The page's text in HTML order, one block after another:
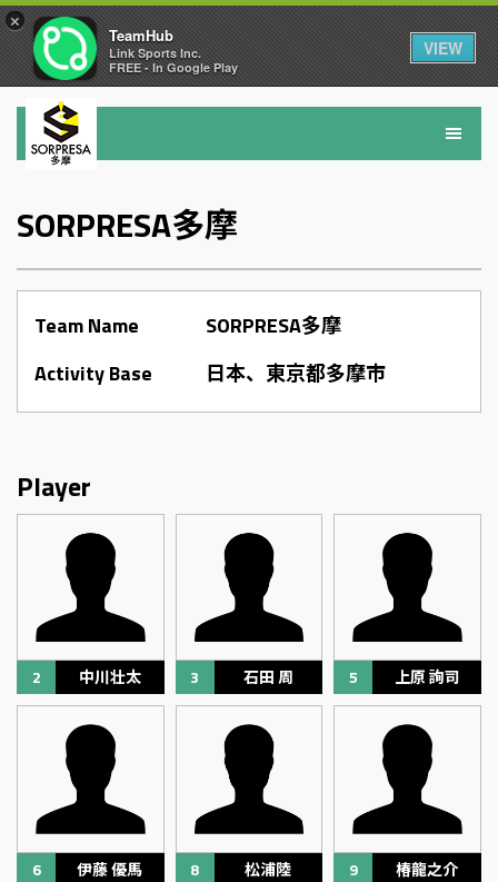
SORPRESA多摩
Team Name
SORPRESA多摩
Activity Base
日本、東京都多摩市
Player
2 中川壮太 3 石田 周 5 上原 詢司
6 伊藤 優馬 8 松浦陸 9 椿龍之介
×
TeamHub
Link Sports Inc.
FREE - In Google Play
VIEW